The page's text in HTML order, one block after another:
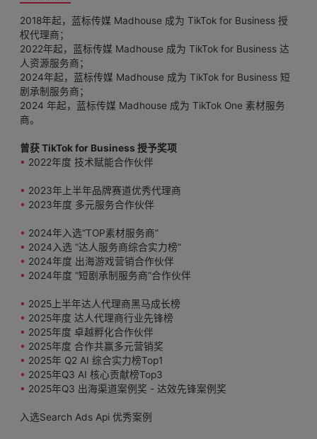
2018年起，蓝标传媒 Madhouse 成为 TikTok for Business 授
权代理商；
2022年起，蓝标传媒 Madhouse 成为 TikTok for Business 达
人资源服务商；
2024年起，蓝标传媒 Madhouse 成为 TikTok for Business 短
剧承制服务商；
2024 年起，蓝标传媒 Madhouse 成为 TikTok One 素材服务
商。
曾获 TikTok for Business 授予奖项
• 2022年度 技术赋能合作伙伴
• 2023年上半年品牌赛道优秀代理商
• 2023年度 多元服务合作伙伴
• 2024年入选“TOP素材服务商”
• 2024入选 “达人服务商综合实力榜”
• 2024年度 出海游戏营销合作伙伴
• 2024年度 “短剧承制服务商”合作伙伴
• 2025上半年达人代理商黑马成长榜
• 2025年度 达人代理商行业先锋榜
• 2025年度 卓越孵化合作伙伴
• 2025年度 合作共赢多元营销奖
• 2025年 Q2 AI 综合实力榜Top1
• 2025年Q3 AI 核心贡献榜Top3
• 2025年Q3 出海渠道案例奖 - 达效先锋案例奖
入选Search Ads Api 优秀案例